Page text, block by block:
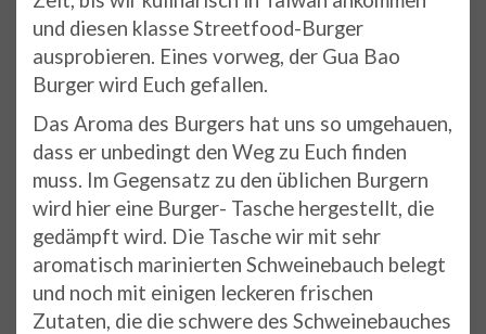
und diesen klasse Streetfood-Burger
ausprobieren. Eines vorweg, der Gua Bao
Burger wird Euch gefallen.
Das Aroma des Burgers hat uns so umgehauen,
dass er unbedingt den Weg zu Euch finden
muss. Im Gegensatz zu den üblichen Burgern
wird hier eine Burger- Tasche hergestellt, die
gedämpft wird. Die Tasche wir mit sehr
aromatisch marinierten Schweinebauch belegt
und noch mit einigen leckeren frischen
Zutaten, die die schwere des Schweinebauches